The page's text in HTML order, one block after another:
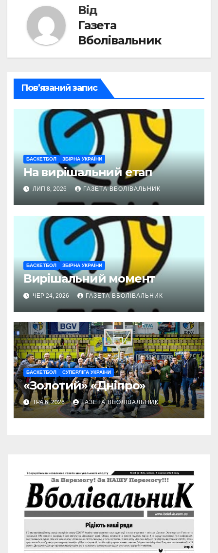
Від
Газета
Вболівальник
Пов’язаний запис
БАСКЕТБОЛ ЗБІРНА УКРАЇНИ
На вирішальний етап
ЛИП 8, 2026 ГАЗЕТА ВБОЛІВАЛЬНИК
БАСКЕТБОЛ ЗБІРНА УКРАЇНИ
Вирішальний момент
ЧЕР 24, 2026 ГАЗЕТА ВБОЛІВАЛЬНИК
БАСКЕТБОЛ СУПЕРЛІГА УКРАЇНИ
«Золотий» «Дніпро»
ТРА 6, 2026 ГАЗЕТА ВБОЛІВАЛЬНИК